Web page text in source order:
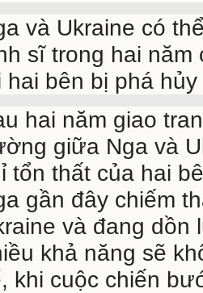
và Ukraine có
sĩ trong hai
hai bên bị phá
hai năm giao
giữa Nga và
tổn thất của hai
gần đây chiếm
và đang
khả năng sẽ
khi cuộc chiến